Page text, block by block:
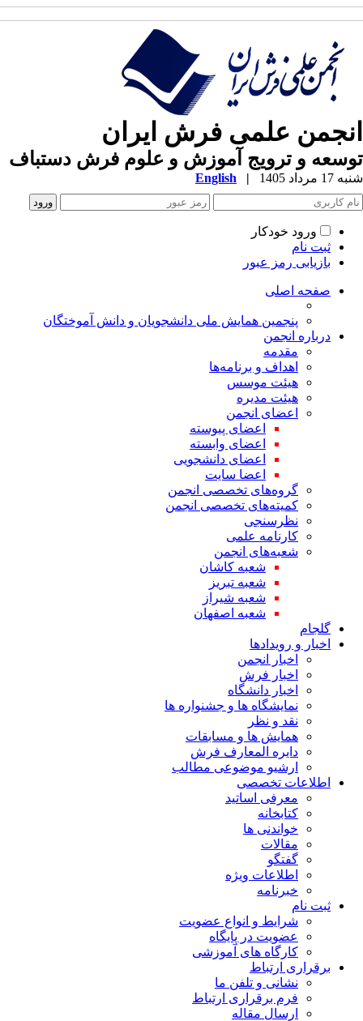
علمی فرش ایران
و ترویج آموزش و علوم فرش دستباف
مرداد 1405 |
English
ورود خودکار
ثبت نام
بازیابی رمز عبور
صفحه اصلی
پنجمین همایش ملی دانشجویان و دانش آموختگان
درباره انجمن
مقدمه
اهداف و برنامه‌ها
هیئت موسس
هیئت مدیره
اعضای انجمن
اعضای پیوسته
اعضای وابسته
اعضای دانشجویی
اعضا سایت
گروه‌های تخصصی انجمن
کمیته‌های تخصصی انجمن
نظرسنجی
کارنامه علمی
شعبه‌های انجمن
شعبه کاشان
شعبه تبریز
شعبه شیراز
شعبه اصفهان
گلجام
اخبار و رویدادها
اخبار انجمن
اخبار فرش
اخبار دانشگاه
نمایشگاه ها و جشنواره ها
نقد و نظر
همایش ها و مسابقات
دایره المعارف فرش
ارشیو موضوعی مطالب
اطلاعات تخصصی
معرفی اساتید
کتابخانه
خواندنی ها
مقالات
گفتگو
اطلاعات ویژه
خبرنامه
ثبت نام
شرایط و انواع عضویت
عضویت در پایگاه
کارگاه های آموزشی
برقراری ارتباط
نشانی و تلفن ما
فرم برقراری ارتباط
ارسال مقاله